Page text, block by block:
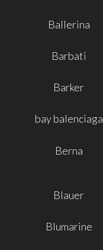
Ballerina
Barbati
Barker
bay balenciaga
Berna
Blauer
Blumarine